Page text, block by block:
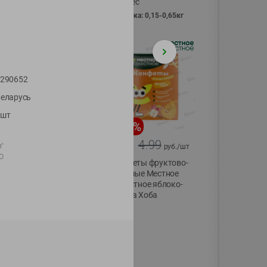
фасовка: 0,15-0,65кг
%
4.99 руб./шт
Конфеты фруктово-
ягодные Местное
известное яблоко-
тыква Хоба